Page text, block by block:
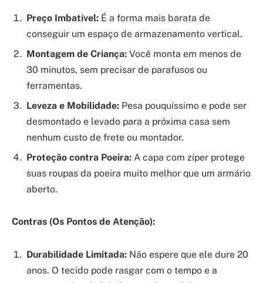
Preço Imbatível: É a forma mais barata de
conseguir um espaço de armazenamento vertical.
Montagem de Criança: Você monta em menos de
30 minutos, sem precisar de parafusos ou
ferramentas.
Leveza e Mobilidade: Pesa pouquíssimo e pode ser
desmontado e levado para a próxima casa sem
nenhum custo de frete ou montador.
Proteção contra Poeira: A capa com zíper protege
suas roupas da poeira muito melhor que um armário
aberto.
Contras (Os Pontos de Atenção):
Durabilidade Limitada: Não espere que ele dure 20
anos. O tecido pode rasgar com o tempo e a